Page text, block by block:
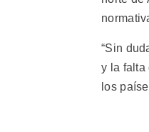
“Sin
y la falta
los